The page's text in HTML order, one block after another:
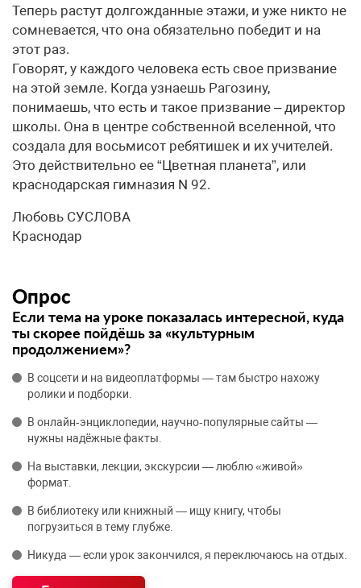
Теперь растут долгожданные этажи, и уже никто не
сомневается, что она обязательно победит и на
этот раз.
Говорят, у каждого человека есть свое призвание
на этой земле. Когда узнаешь Рагозину,
понимаешь, что есть и такое призвание – директор
школы. Она в центре собственной вселенной, что
создала для восьмисот ребятишек и их учителей.
Это действительно ее “Цветная планета”, или
краснодарская гимназия N 92.
Любовь СУСЛОВА
Краснодар
Опрос
Если тема на уроке показалась интересной, куда
ты скорее пойдёшь за «культурным
продолжением»?
В соцсети и на видеоплатформы — там быстро нахожу
ролики и подборки.
В онлайн‑энциклопедии, научно‑популярные сайты —
нужны надёжные факты.
На выставки, лекции, экскурсии — люблю «живой»
формат.
В библиотеку или книжный — ищу книгу, чтобы
погрузиться в тему глубже.
Никуда — если урок закончился, я переключаюсь на отдых.